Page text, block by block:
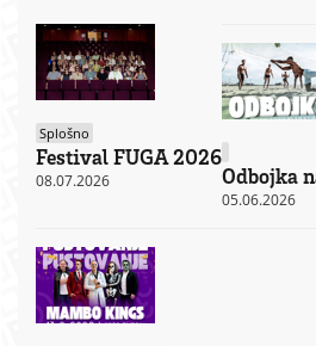
Splošno
Festival FUGA 2026
08.07.2026 Odbojka
05.06.2026